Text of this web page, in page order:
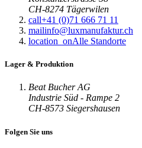
CH-8274 Tägerwilen
call+41 (0)71 666 71 11
mailinfo@luxmanufaktur.ch
location_onAlle Standorte
Lager & Produktion
Beat Bucher AG
Industrie Süd - Rampe 2
CH-8573 Siegershausen
Folgen Sie uns